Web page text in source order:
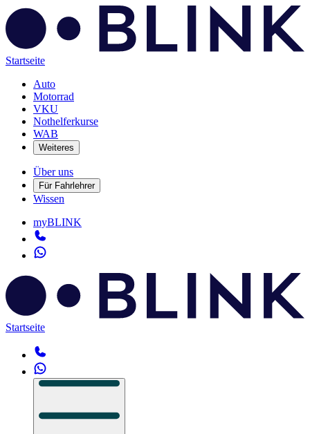
Startseite
Auto
Motorrad
VKU
Nothelferkurse
WAB
Weiteres
Über uns
Für Fahrlehrer
Wissen
myBLINK
Startseite